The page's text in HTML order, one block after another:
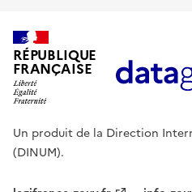
RÉPUBLIQUE
FRANÇAISE
Un produit de la Direction
(DINUM).